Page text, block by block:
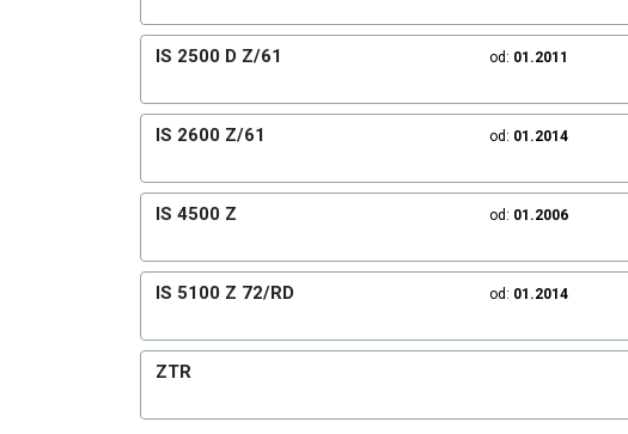
IS 2500 D Z/61 od: 01.2011
IS 2600 Z/61 od: 01.2014
IS 4500 Z od: 01.2006
IS 5100 Z 72/RD od: 01.2014
ZTR